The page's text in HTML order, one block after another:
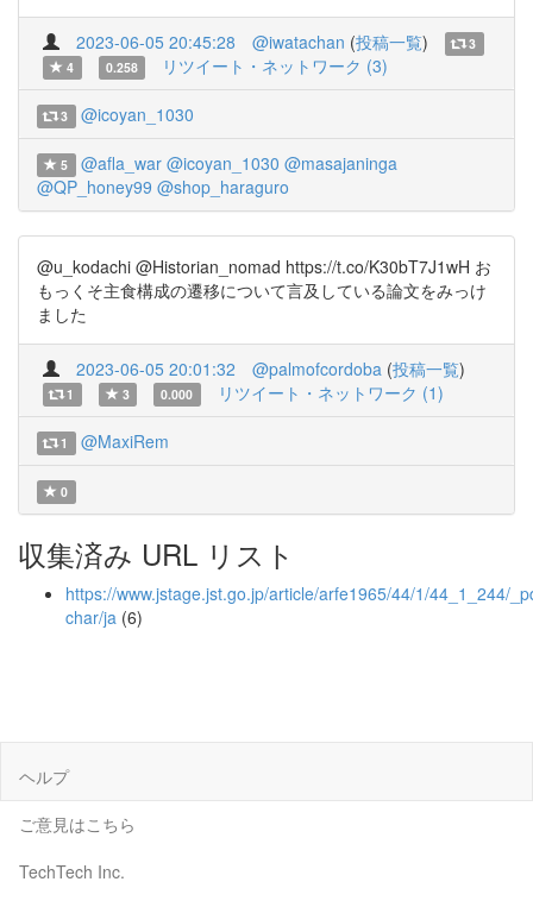
2023-06-05 20:45:28 @iwatachan (投稿一覧)
3
4
0.258 リツイート・ネットワーク (3)
3 @icoyan_1030
5 @afla_war @icoyan_1030 @masajaninga
@QP_honey99 @shop_haraguro
@u_kodachi @Historian_nomad https://t.co/K30bT7J1wH お
もっくそ主食構成の遷移について言及している論文をみっけ
ました
2023-06-05 20:01:32 @palmofcordoba (投稿一覧)
1 3 0.000 リツイート・ネットワーク (1)
1 @MaxiRem
0
収集済み URL リスト
https://www.jstage.jst.go.jp/article/arfe1965/44/1/44_1_244/
char/ja (6)
ヘルプ
ご意見はこちら
TechTech Inc.